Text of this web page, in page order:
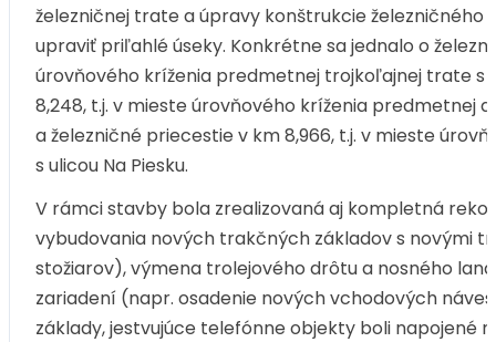
železničnej trate a úpravy konštrukcie
upraviť priľahlé úseky. Konkrétne sa jednalo o
úrovňového kríženia predmetnej trojkoľajnej trate s
8,248, t.j. v mieste úrovňového kríženia predmetnej
a železničné priecestie v km 8,966, t.j. v mieste
s ulicou Na Piesku.
V rámci stavby bola zrealizovaná aj kompletná
vybudovania nových trakčných základov s novými
stožiarov), výmena trolejového drôtu a nosného
zariadení (napr. osadenie nových vchodových
základy, jestvujúce telefónne objekty boli napojené